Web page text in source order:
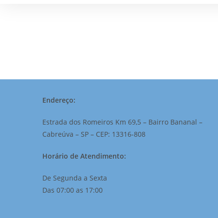
Endereço:
Estrada dos Romeiros Km 69,5 – Bairro Bananal –
Cabreúva – SP – CEP: 13316-808
Horário de Atendimento:
De Segunda a Sexta
Das 07:00 as 17:00